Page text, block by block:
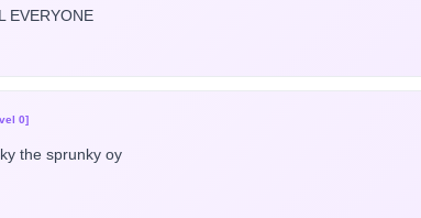
EVERYONE
0]
the sprunky oy